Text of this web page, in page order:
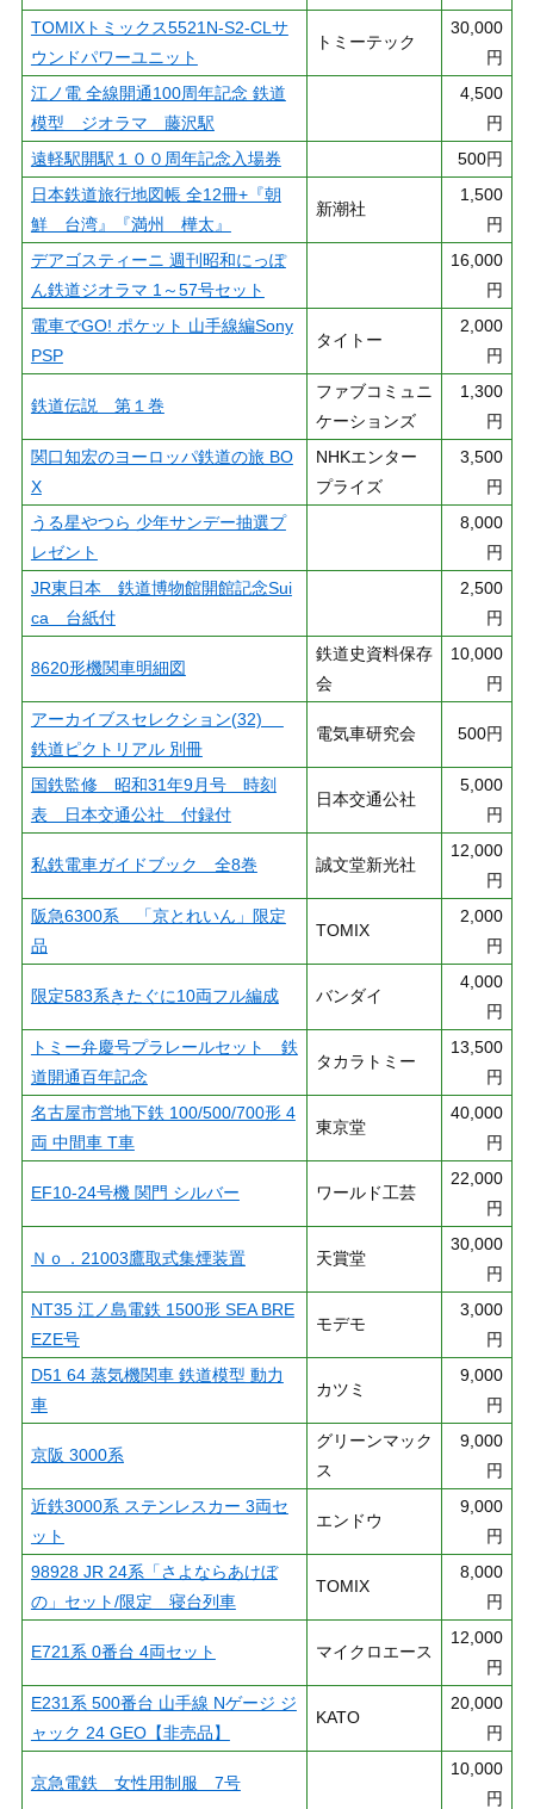
TOMIXトミックス5521N-S2-CLサ
ウンドパワーユニット
トミーテック
30,000
円
江ノ電 全線開通100周年記念 鉄道
模型 ジオラマ 藤沢駅
4,500
円
遠軽駅開駅１００周年記念入場券
500円
日本鉄道旅行地図帳 全12冊+『朝
鮮 台湾』『満州 樺太』
新潮社
1,500
円
デアゴスティーニ 週刊昭和にっぽ
ん鉄道ジオラマ 1～57号セット
16,000
円
電車でGO! ポケット 山手線編Sony
PSP
タイトー
2,000
円
鉄道伝説 第１巻
ファブコミュニ
ケーションズ
1,300
円
関口知宏のヨーロッパ鉄道の旅 BO
X
NHKエンター
プライズ
3,500
円
うる星やつら 少年サンデー抽選プ
レゼント
8,000
円
JR東日本 鉄道博物館開館記念Sui
ca 台紙付
2,500
円
8620形機関車明細図
鉄道史資料保存
会
10,000
円
アーカイブスセレクション(32)
鉄道ピクトリアル 別冊
電気車研究会 500円
国鉄監修 昭和31年9月号 時刻
表 日本交通公社 付録付
日本交通公社
5,000
円
私鉄電車ガイドブック 全8巻 誠文堂新光社
12,000
円
阪急6300系 「京とれいん」限定
品
TOMIX
2,000
円
限定583系きたぐに10両フル編成 バンダイ
4,000
円
トミー弁慶号プラレールセット 鉄
道開通百年記念
タカラトミー
13,500
円
名古屋市営地下鉄 100/500/700形 4
両 中間車 T車
東京堂
40,000
円
EF10-24号機 関門 シルバー ワールド工芸
22,000
円
Ｎｏ．21003鷹取式集煙装置 天賞堂
30,000
円
NT35 江ノ島電鉄 1500形 SEA BRE
EZE号
モデモ
3,000
円
D51 64 蒸気機関車 鉄道模型 動力
車
カツミ
9,000
円
京阪 3000系
グリーンマック
ス
9,000
円
近鉄3000系 ステンレスカー 3両セ
ット
エンドウ
9,000
円
98928 JR 24系「さよならあけぼ
の」セット/限定 寝台列車
TOMIX
8,000
円
E721系 0番台 4両セット マイクロエース
12,000
円
E231系 500番台 山手線 Nゲージ ジ
ャック 24 GEO【非売品】
KATO
20,000
円
京急電鉄 女性用制服 7号
10,000
円